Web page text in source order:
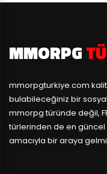
MMORPG
mmorpgturkiye.com
bulabileceğiniz bir
mmorpg türünde değil,
türlerinden de en
amacıyla bir araya